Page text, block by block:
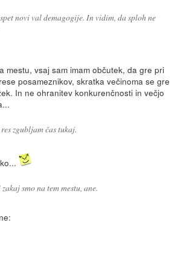
novi val demagogije. In vidim, da sploh ne
mestu, vsaj sam imam občutek, da gre pri
posameznikov, skratka večinoma se gre
In ne ohranitev konkurenčnosti in večjo
zgubljam čas tukaj.
smo na tem mestu, ane.